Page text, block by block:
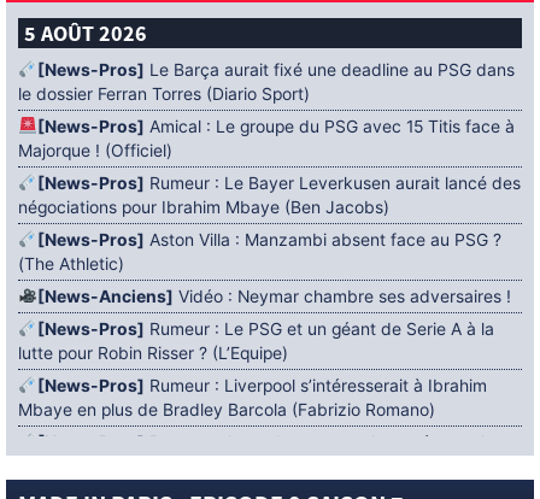
5 AOÛT 2026
[News-Pros] Le Barça aurait fixé une deadline au PSG dans
le dossier Ferran Torres (Diario Sport)
[News-Pros] Amical : Le groupe du PSG avec 15 Titis face à
Majorque ! (Officiel)
[News-Pros] Rumeur : Le Bayer Leverkusen aurait lancé des
négociations pour Ibrahim Mbaye (Ben Jacobs)
[News-Pros] Aston Villa : Manzambi absent face au PSG ?
(The Athletic)
[News-Anciens] Vidéo : Neymar chambre ses adversaires !
[News-Pros] Rumeur : Le PSG et un géant de Serie A à la
lutte pour Robin Risser ? (L’Equipe)
[News-Pros] Rumeur : Liverpool s’intéresserait à Ibrahim
Mbaye en plus de Bradley Barcola (Fabrizio Romano)
[News-Pros]
Rumeur : Accord contractuel trouvé entre le